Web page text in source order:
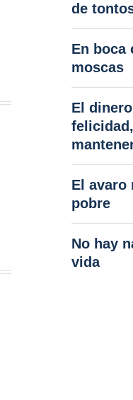
de
En boca
moscas
El
El avaro
pobre
No hay
vida